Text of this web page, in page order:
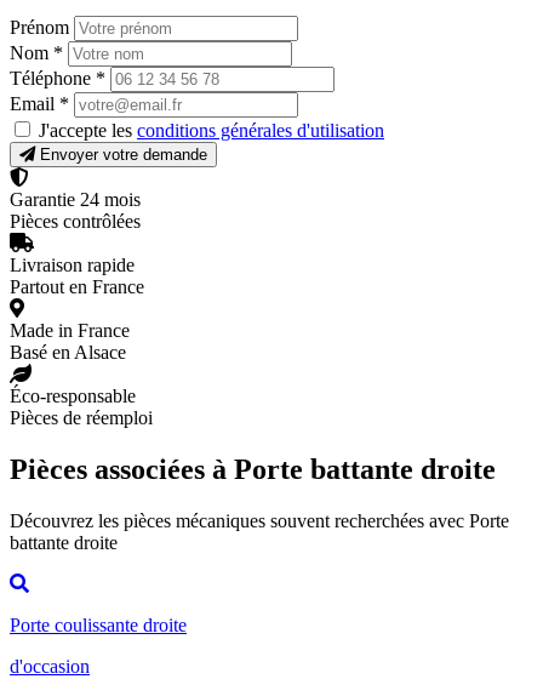
Prénom
Nom *
Téléphone *
Email *
J'accepte les conditions générales d'utilisation
Envoyer votre demande
Garantie 24 mois
Pièces contrôlées
Livraison rapide
Partout en France
Made in France
Basé en Alsace
Éco-responsable
Pièces de réemploi
Pièces associées à Porte battante droite
Découvrez les pièces mécaniques souvent recherchées avec Porte
battante droite
Porte coulissante droite
d'occasion